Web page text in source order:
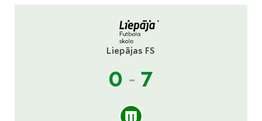
Liepājas FS
0 - 7